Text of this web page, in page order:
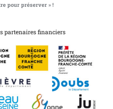
pour préserver » !
partenaires financiers